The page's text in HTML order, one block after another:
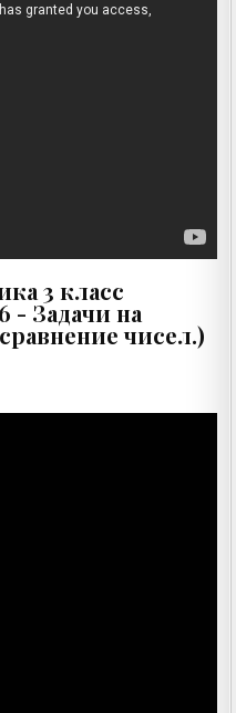
3 класс
- Задачи на
чисел.)